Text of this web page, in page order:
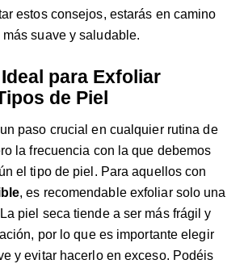
estos consejos, estarás en camino
suave y saludable.
para Exfoliar
de Piel
paso crucial en cualquier rutina de
la frecuencia con la que debemos
el tipo de piel. Para aquellos con
, es recomendable exfoliar solo una
piel seca tiende a ser más frágil y
por lo que es importante elegir
y evitar hacerlo en exceso. Podéis